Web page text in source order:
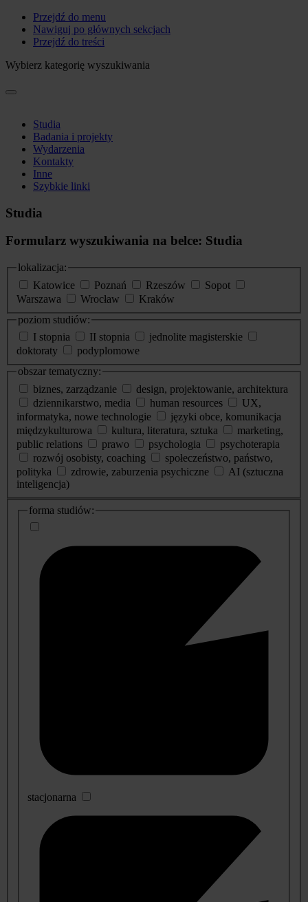
Przejdź do menu
Nawiguj po głównych sekcjach
Przejdź do treści
Wybierz kategorię wyszukiwania
Studia
Badania i projekty
Wydarzenia
Kontakty
Inne
Szybkie linki
Studia
Formularz wyszukiwania na belce: Studia
lokalizacja:
Katowice
Poznań Rzeszów
Sopot
Warszawa
Wrocław
Kraków
poziom studiów:
I stopnia
II stopnia
jednolite magisterskie
doktoraty
podyplomowe
obszar tematyczny:
biznes, zarządzanie
design, projektowanie, architektura
dziennikarstwo, media
human resources
UX,
informatyka, nowe technologie
języki obce, komunikacja
międzykulturowa
kultura, literatura, sztuka
marketing,
public relations
prawo psychologia
psychoterapia
rozwój osobisty, coaching
społeczeństwo, państwo,
polityka
zdrowie, zaburzenia psychiczne
AI (sztuczna
inteligencja)
dodatkowe
informacje
forma studiów:
stacjonarna